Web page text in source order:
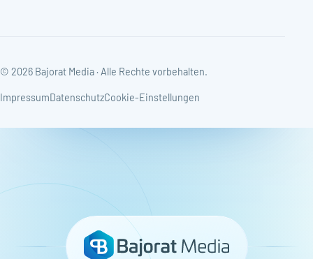
© 2026 Bajorat Media · Alle Rechte vorbehalten.
ImpressumDatenschutzCookie-Einstellungen